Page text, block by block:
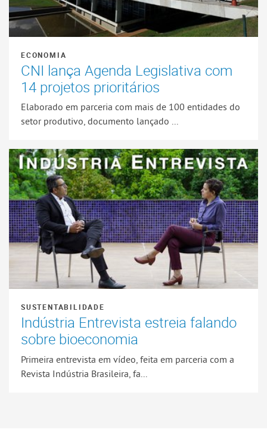
ECONOMIA
CNI lança Agenda Legislativa com
14 projetos prioritários
Elaborado em parceria com mais de 100 entidades do
setor produtivo, documento lançado ...
SUSTENTABILIDADE
Indústria Entrevista estreia falando
sobre bioeconomia
Primeira entrevista em vídeo, feita em parceria com a
Revista Indústria Brasileira, fa...